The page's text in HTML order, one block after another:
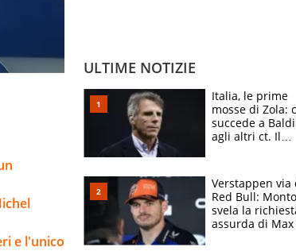
e l'unico
ULTIME NOTIZIE
Italia, le prime
mosse di Zola:
succede a
agli altri ct. Il
azzurri
Verstappen via
Red Bull:
svela la
assurda di Max